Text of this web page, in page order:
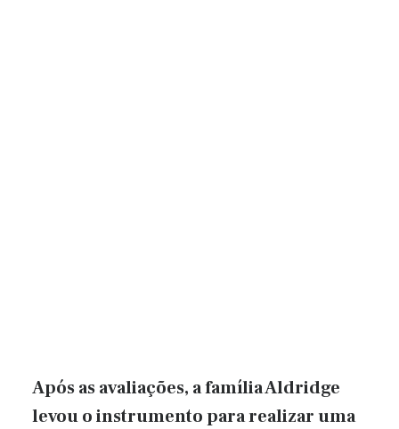
Após as avaliações, a família Aldridge
levou o instrumento para realizar uma